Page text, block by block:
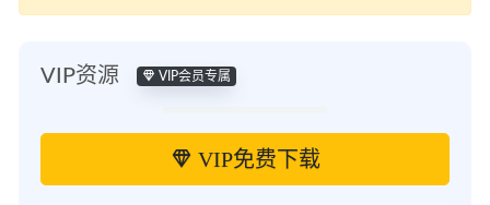
VIP资源 VIP会员专属
VIP免费下载